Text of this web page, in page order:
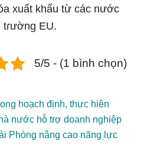
xuất khẩu từ các nước
tɾường EU.
5/5 - (1 bình chọn)
hoạch định, thực hiện
nước hỗ trợ doanh nghiệp
Phòng nâng cao năng lực